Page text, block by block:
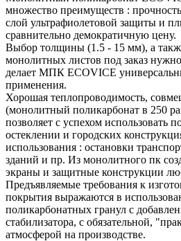
множество преимуществ :
слой ультрафиолетовой защиты и
сравнительно демократичную цену.
Выбор толщины (1.5 - 15 мм), а
монолитных листов под заказ
делает МПК ECOVICE
применения.
Хорошая теплопроводимость,
(монолитный поликарбонат в 250
позволяет с успехом использовать
остеклении и городских
использования : остановки
зданий и пр. Из монолитного пк
экраны и защитные конструкции
Предъявляемые требования к
покрытия выражаются в
поликарбонатных гранул с
стабилизатора, с обязательной,
атмосферой на производстве.